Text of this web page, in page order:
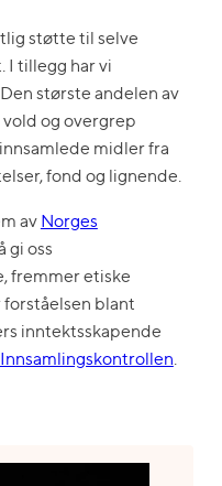
støtte til selve
I tillegg har vi
største andelen av
og overgrep
midler fra
fond og lignende.
av Norges
gi oss
fremmer etiske
blant
inntektsskapende
.